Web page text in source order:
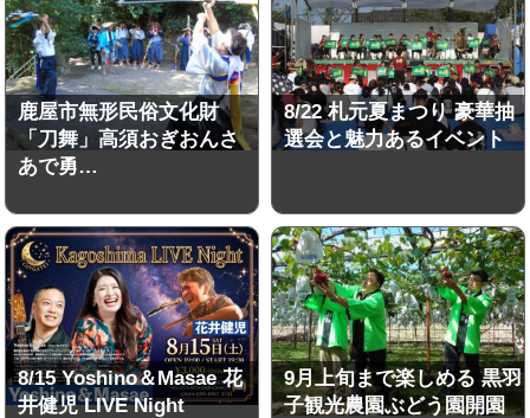
鹿屋市無形民俗文化財
「刀舞」高須おぎおんさ
あで勇…
8/22 札元夏まつり 豪華抽
選会と魅力あるイベント
8/15 Yoshino＆Masae 花
井健児 LIVE Night
9月上旬まで楽しめる 黒羽
子観光農園ぶどう園開園